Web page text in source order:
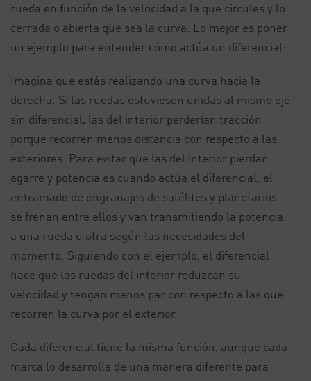
rueda en función de la velocidad a la que circules y lo
cerrada o abierta que sea la curva. Lo mejor es poner
un ejemplo para entender cómo actúa un diferencial:
Imagina que estás realizando una curva hacia la
derecha. Si las ruedas estuviesen unidas al mismo eje
sin diferencial, las del interior perderían tracción
porque recorren menos distancia con respecto a las
exteriores. Para evitar que las del interior pierdan
agarre y potencia es cuando actúa el diferencial: el
entramado de engranajes de satélites y planetarios
se frenan entre ellos y van transmitiendo la potencia
a una rueda u otra según las necesidades del
momento. Siguiendo con el ejemplo, el diferencial
hace que las ruedas del interior reduzcan su
velocidad y tengan menos par con respecto a las que
recorren la curva por el exterior.
Cada diferencial tiene la misma función, aunque cada
marca lo desarrolla de una manera diferente para